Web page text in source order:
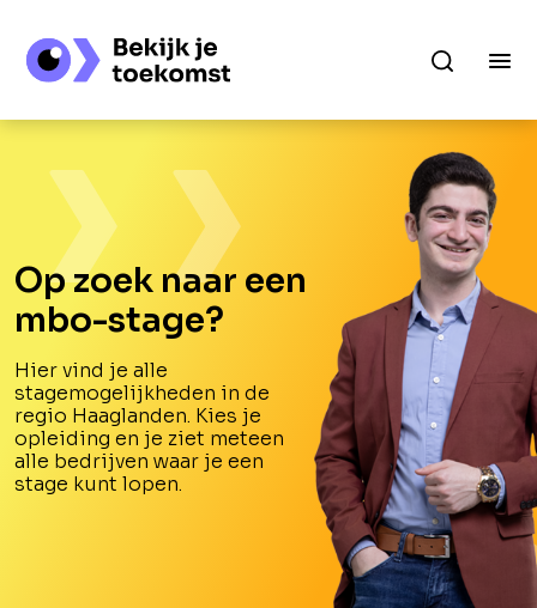
Op zoek naar een
mbo-stage?
Hier vind je alle
stagemogelijkheden in de
regio Haaglanden. Kies je
opleiding en je ziet meteen
alle bedrijven waar je een
stage kunt lopen.